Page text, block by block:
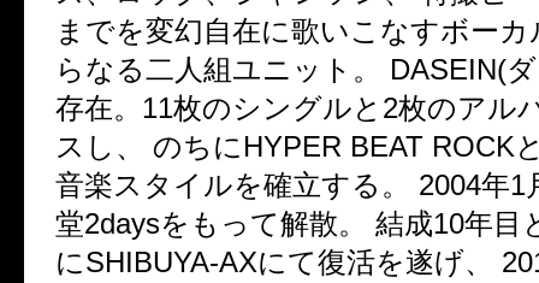
までを変幻自在に歌いこなすボーカ
らなる二人組ユニット。
DASEIN(
存在。 11枚のシングルと 2枚のアル
スし、 のちに HYPER BEAT ROCK
音楽スタイルを確立する。
2004年1
堂2daysをもって解散。 結成10年目
にSHIBUYA-AXにて復活を遂げ、